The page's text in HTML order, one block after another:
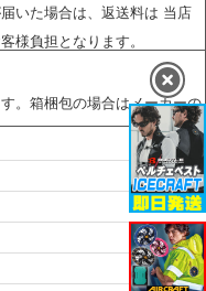
いた場合は、返送料は 当店
様負担となります。
。箱梱包の場合はメーカーの